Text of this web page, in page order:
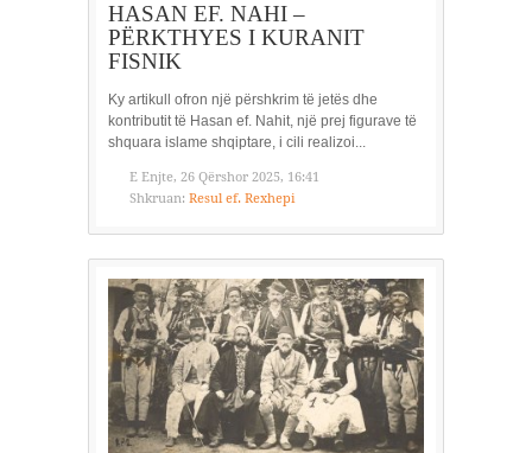
HASAN EF. NAHI –
PËRKTHYES I KURANIT
FISNIK
Ky artikull ofron një përshkrim të jetës dhe
kontributit të Hasan ef. Nahit, një prej figurave të
shquara islame shqiptare, i cili realizoi...
E Enjte, 26 Qërshor 2025, 16:41
Shkruan: Resul ef. Rexhepi